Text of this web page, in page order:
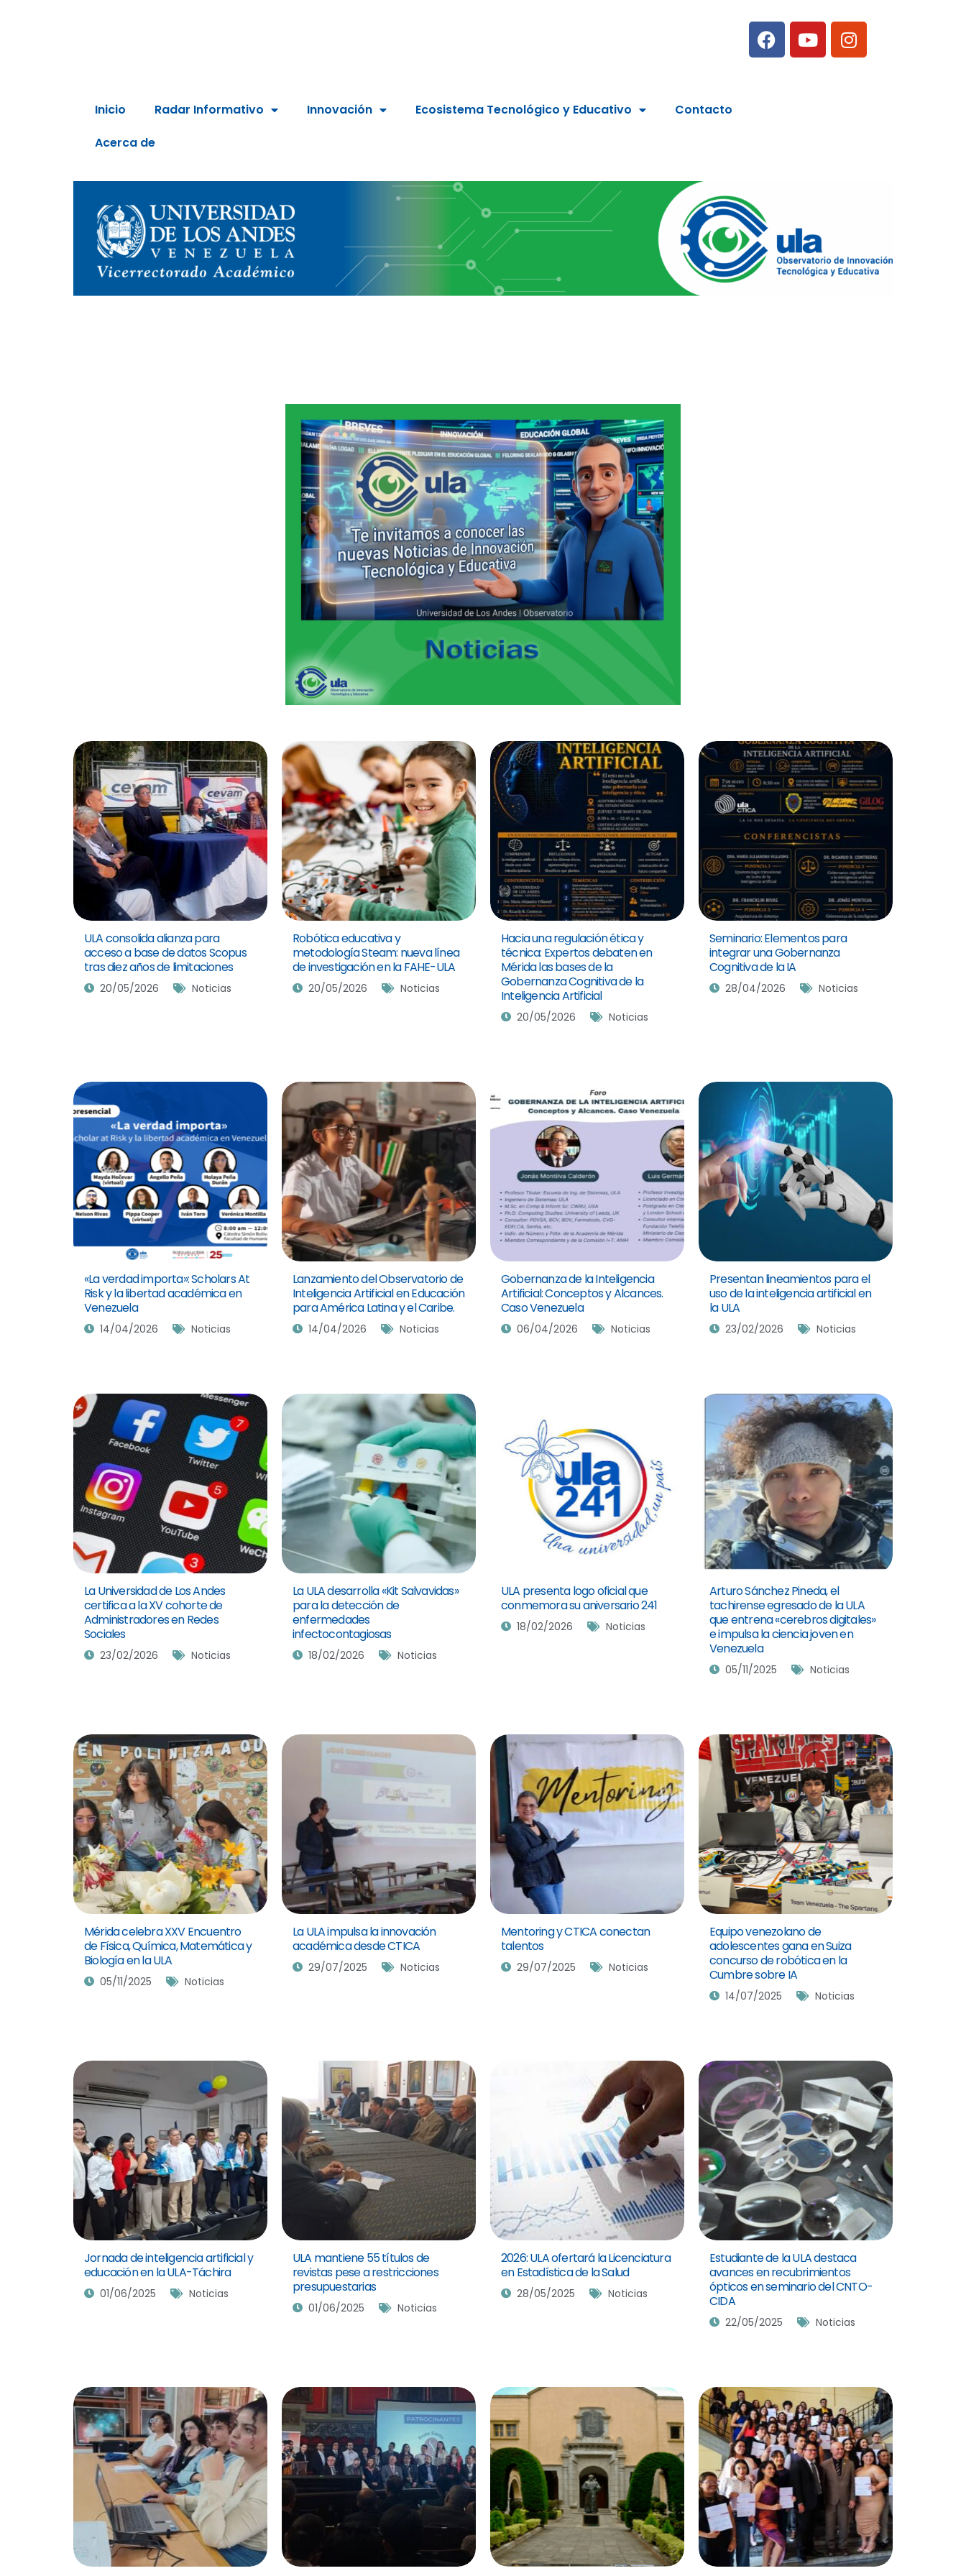
Inicio Radar Informativo Innovación Ecosistema Tecnológico y Educativo
Contacto
Acerca de
ULA consolida alianza para
acceso a base de datos Scopus
tras diez años de limitaciones
20/05/2026 Noticias
Robótica educativa y
metodología Steam: nueva línea
de investigación en la FAHE-ULA
20/05/2026 Noticias
Hacia una regulación ética y
técnica: Expertos debaten en
Mérida las bases de la
Gobernanza Cognitiva de la
Inteligencia Artificial
20/05/2026 Noticias
Seminario: Elementos para
integrar una Gobernanza
Cognitiva de la IA
28/04/2026 Noticias
«La verdad importa»: Scholars At
Risk y la libertad académica en
Venezuela
14/04/2026 Noticias
Lanzamiento del Observatorio de
Inteligencia Artificial en Educación
para América Latina y el Caribe.
14/04/2026 Noticias
Gobernanza de la Inteligencia
Artificial: Conceptos y Alcances.
Caso Venezuela
06/04/2026 Noticias
Presentan lineamientos para el
uso de la inteligencia artificial en
la ULA
23/02/2026 Noticias
La Universidad de Los Andes
certifica a la XV cohorte de
Administradores en Redes
Sociales
23/02/2026 Noticias
La ULA desarrolla «Kit Salvavidas»
para la detección de
enfermedades
infectocontagiosas
18/02/2026 Noticias
ULA presenta logo oficial que
conmemora su aniversario 241
18/02/2026 Noticias
Arturo Sánchez Pineda, el
tachirense egresado de la ULA
que entrena «cerebros digitales»
e impulsa la ciencia joven en
Venezuela
05/11/2025 Noticias
Mérida celebra XXV Encuentro
de Física, Química, Matemática y
Biología en la ULA
05/11/2025 Noticias
La ULA impulsa la innovación
académica desde CTICA
29/07/2025 Noticias
Mentoring y CTICA conectan
talentos
29/07/2025 Noticias
Equipo venezolano de
adolescentes gana en Suiza
concurso de robótica en la
Cumbre sobre IA
14/07/2025 Noticias
Jornada de inteligencia artificial y
educación en la ULA-Táchira
01/06/2025 Noticias
ULA mantiene 55 títulos de
revistas pese a restricciones
presupuestarias
01/06/2025 Noticias
2026: ULA ofertará la Licenciatura
en Estadística de la Salud
28/05/2025 Noticias
Estudiante de la ULA destaca
avances en recubrimientos
ópticos en seminario del CNTO-
CIDA
22/05/2025 Noticias